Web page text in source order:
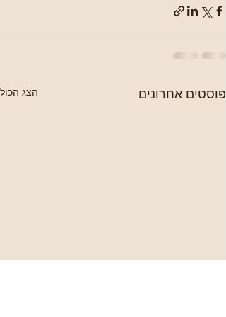
פוסטים אחרונים הצג הכול